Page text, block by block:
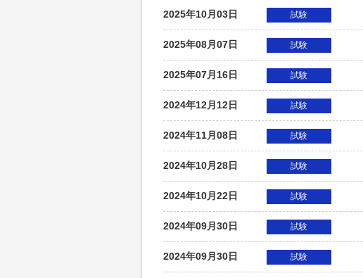
2025年10月03日 試験
2025年08月07日 試験
2025年07月16日 試験
2024年12月12日 試験
2024年11月08日 試験
2024年10月28日 試験
2024年10月22日 試験
2024年09月30日 試験
2024年09月30日 試験